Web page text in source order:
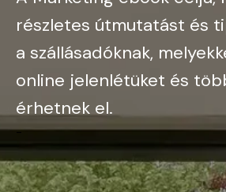
részletes útmutatást és
a szállásadóknak,
online jelenlétüket és
érhetnek el.
-